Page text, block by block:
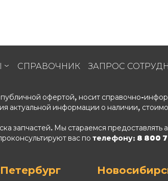
СПРАВОЧНИК ЗАПРОС
офертой, носит справочно-
актуальной информации о наличии,
запчастей. Мы стараемся
вас по телефону: 8 800